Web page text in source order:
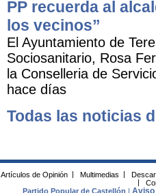
PP recuerda al
los vecinos”
El Ayuntamiento de
Sociosanitario, Rosa
la Conselleria de
hace días
Todas las noticias
Artículos de Opinión Multimedias
Partido Popular de Castellón
|